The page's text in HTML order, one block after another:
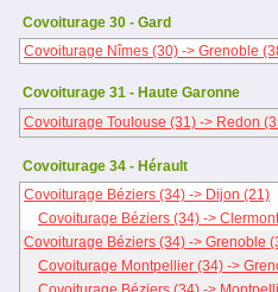
Covoiturage 30 - Gard
Covoiturage Nîmes (30) -> Grenoble
Covoiturage 31 - Haute Garonne
Covoiturage Toulouse (31) -> Redon
Covoiturage 34 - Hérault
Covoiturage Béziers (34) -> Dijon (21)
Covoiturage Béziers (34) ->
Covoiturage Béziers (34) -> Grenoble
Covoiturage Montpellier (34) ->